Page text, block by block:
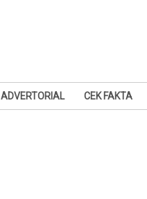
ADVERTORIAL CEK FAKTA